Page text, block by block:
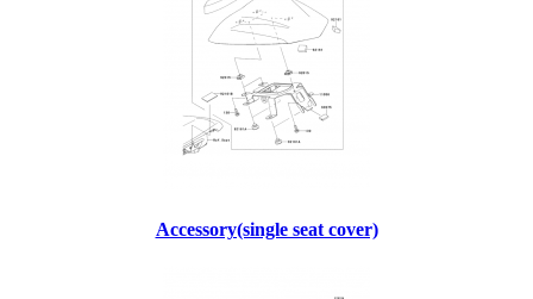
Accessory(single seat cover)